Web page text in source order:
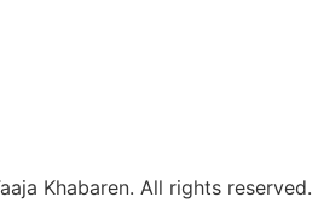
Khabaren. All rights reserved.